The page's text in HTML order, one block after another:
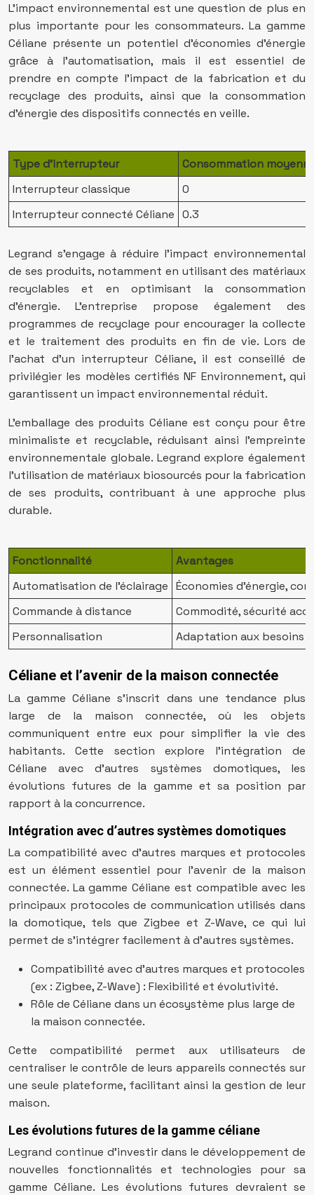
L’impact environnemental est une question de plus en
plus importante pour les consommateurs. La gamme
Céliane présente un potentiel d’économies d’énergie
grâce à l’automatisation, mais il est essentiel de
prendre en compte l’impact de la fabrication et du
recyclage des produits, ainsi que la consommation
d’énergie des dispositifs connectés en veille.
Type d’interrupteur
Consommation
Interrupteur classique
0
Interrupteur connecté Céliane 0.3
Legrand s’engage à réduire l’impact environnemental
de ses produits, notamment en utilisant des matériaux
recyclables et en optimisant la consommation
d’énergie. L’entreprise propose également des
programmes de recyclage pour encourager la collecte
et le traitement des produits en fin de vie. Lors de
l’achat d’un interrupteur Céliane, il est conseillé de
privilégier les modèles certifiés NF Environnement, qui
garantissent un impact environnemental réduit.
L’emballage des produits Céliane est conçu pour être
minimaliste et recyclable, réduisant ainsi l’empreinte
environnementale globale. Legrand explore également
l’utilisation de matériaux biosourcés pour la fabrication
de ses produits, contribuant à une approche plus
durable.
Fonctionnalité
Avantages
Automatisation de l’éclairage Économies d’énergie,
Commande à distance
Commodité, sécurité
Personnalisation
Adaptation aux besoins
Céliane et l’avenir de la maison connectée
La gamme Céliane s’inscrit dans une tendance plus
large de la maison connectée, où les objets
communiquent entre eux pour simplifier la vie des
habitants. Cette section explore l’intégration de
Céliane avec d’autres systèmes domotiques, les
évolutions futures de la gamme et sa position par
rapport à la concurrence.
Intégration avec d’autres systèmes domotiques
La compatibilité avec d’autres marques et protocoles
est un élément essentiel pour l’avenir de la maison
connectée. La gamme Céliane est compatible avec les
principaux protocoles de communication utilisés dans
la domotique, tels que Zigbee et Z-Wave, ce qui lui
permet de s’intégrer facilement à d’autres systèmes.
Compatibilité avec d’autres marques et protocoles
(ex : Zigbee, Z-Wave) : Flexibilité et évolutivité.
Rôle de Céliane dans un écosystème plus large de
la maison connectée.
Cette compatibilité permet aux utilisateurs de
centraliser le contrôle de leurs appareils connectés sur
une seule plateforme, facilitant ainsi la gestion de leur
maison.
Les évolutions futures de la gamme céliane
Legrand continue d’investir dans le développement de
nouvelles fonctionnalités et technologies pour sa
gamme Céliane. Les évolutions futures devraient se